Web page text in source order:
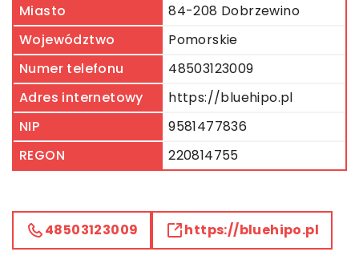
Miasto
84-208 Dobrzewino
Województwo
Pomorskie
Numer telefonu
48503123009
Adres internetowy
https://bluehipo.pl
NIP
9581477836
REGON
220814755
48503123009 https://bluehipo.pl